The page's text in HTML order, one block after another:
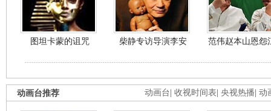
图坦卡蒙的诅咒 柴静专访导演李安 范伟赵本山恩怨
动画台 收视时间表 央视热播 动
动画台推荐